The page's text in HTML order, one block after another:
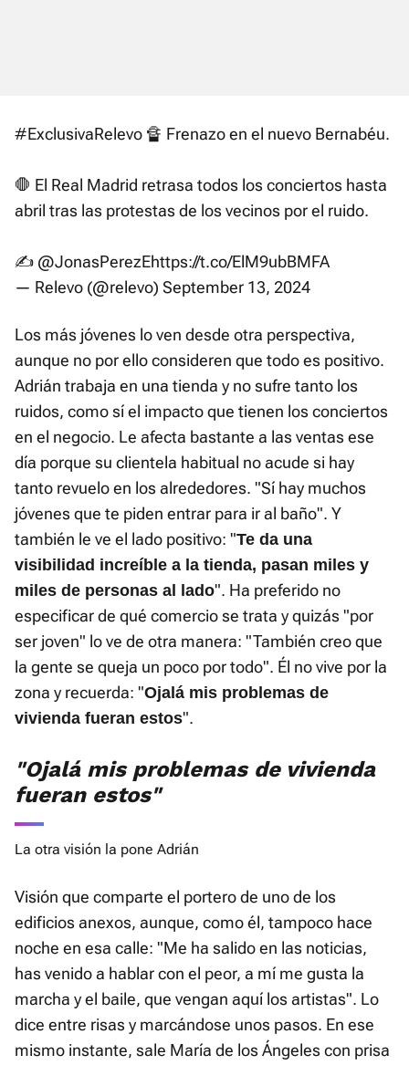
#ExclusivaRelevo 🔏 Frenazo en el nuevo Bernabéu.
🛑 El Real Madrid retrasa todos los conciertos hasta
abril tras las protestas de los vecinos por el ruido.
✍️ @JonasPerezEhttps://t.co/ElM9ubBMFA
— Relevo (@relevo) September 13, 2024
Los más jóvenes lo ven desde otra perspectiva,
aunque no por ello consideren que todo es positivo.
Adrián trabaja en una tienda y no sufre tanto los
ruidos, como sí el impacto que tienen los conciertos
en el negocio. Le afecta bastante a las ventas ese
día porque su clientela habitual no acude si hay
tanto revuelo en los alrededores. "Sí hay muchos
jóvenes que te piden entrar para ir al baño". Y
también le ve el lado positivo: "Te da una
visibilidad increíble a la tienda, pasan miles y
miles de personas al lado". Ha preferido no
especificar de qué comercio se trata y quizás "por
ser joven" lo ve de otra manera: "También creo que
la gente se queja un poco por todo". Él no vive por la
zona y recuerda: "Ojalá mis problemas de
vivienda fueran estos".
"Ojalá mis problemas de vivienda
fueran estos"
La otra visión la pone Adrián
Visión que comparte el portero de uno de los
edificios anexos, aunque, como él, tampoco hace
noche en esa calle: "Me ha salido en las noticias,
has venido a hablar con el peor, a mí me gusta la
marcha y el baile, que vengan aquí los artistas". Lo
dice entre risas y marcándose unos pasos. En ese
mismo instante, sale María de los Ángeles con prisa